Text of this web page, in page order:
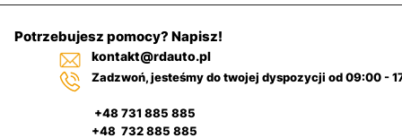
Potrzebujesz pomocy? Napisz!
kontakt@rdauto.pl
Zadzwoń, jesteśmy do twojej dyspozycji od 09:00 -
+48 731 885 885
+48 732 885 885